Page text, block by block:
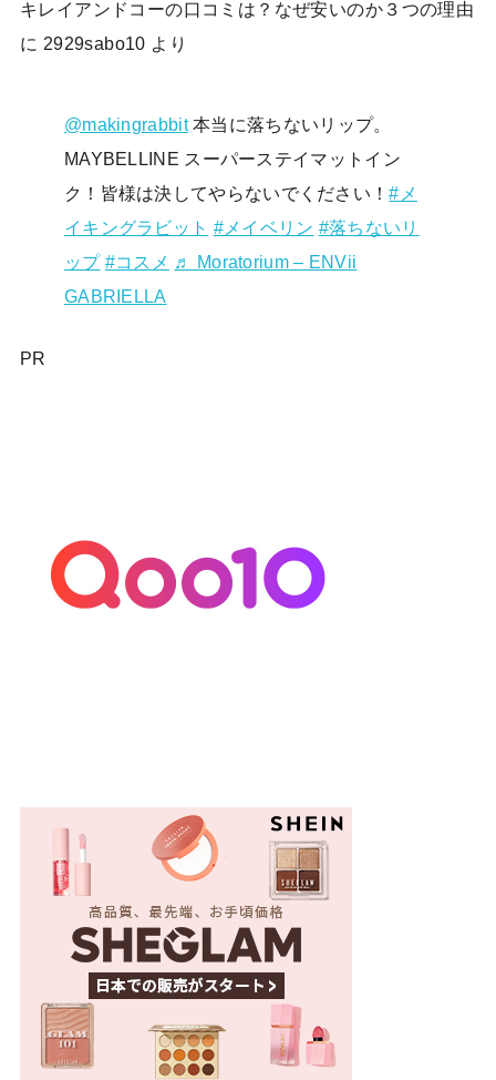
キレイアンドコーの口コミは？なぜ安いのか３つの理由
に 2929sabo10 より
@makingrabbit本当に落ちないリップ。
MAYBELLINE スーパーステイマットイン
ク！皆様は決してやらないでください！#メ
イキングラビット #メイベリン #落ちないリ
ップ #コスメ ♬ Moratorium – ENVii
GABRIELLA
PR